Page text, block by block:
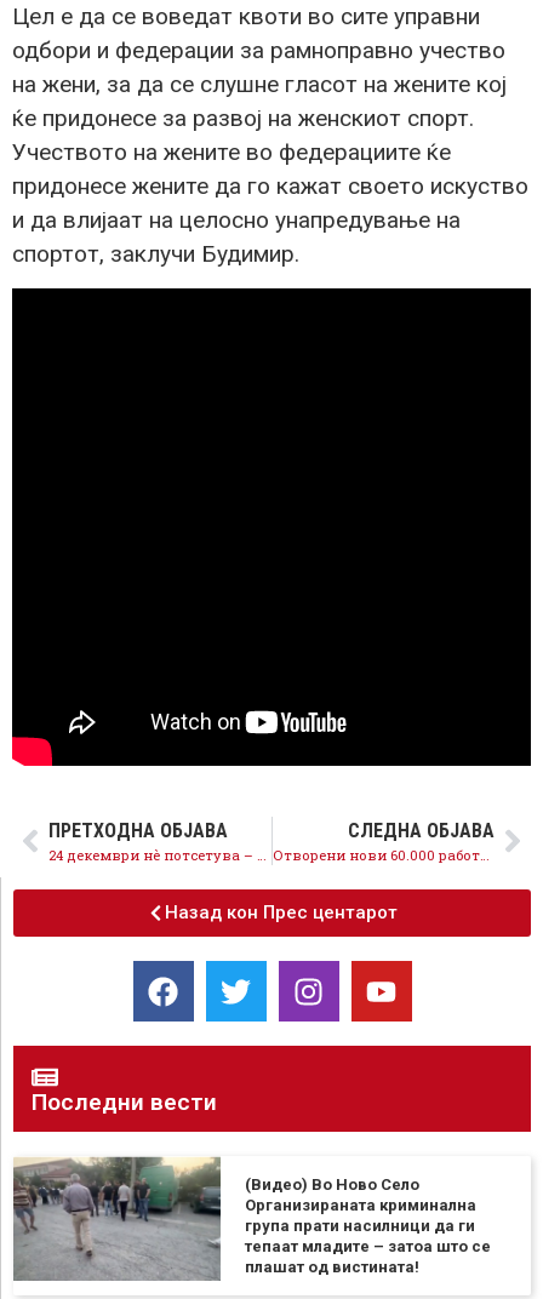
Цел е да се воведат квоти во сите управни
одбори и федерации за рамноправно учество
на жени, за да се слушне гласот на жените кој
ќе придонесе за развој на женскиот спорт.
Учеството на жените во федерациите ќе
придонесе жените да го кажат своето искуство
и да влијаат на целосно унапредување на
спортот, заклучи Будимир.
ПРЕТХОДНА ОБЈАВА
24 декември нè потсетува – режим никогаш повеќе, во ВМРО-ДПМНЕ ништо не е променето
СЛЕДНА ОБЈАВА
Отворени нови 60.000 работни места, невработеноста падна на историски најниски 17,1 %, со СДСМ економијата е на прав пат
Назад кон Прес центарот
Последни вести
(Видео) Во Ново Село
Организираната криминална
група прати насилници да ги
тепаат младите – затоа што се
плашат од вистината!